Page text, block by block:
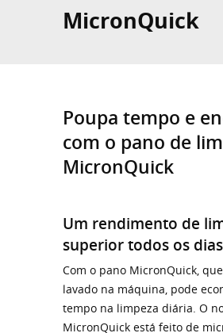
MicronQuick
Poupa tempo e
com o pano de
MicronQuick
Um rendimento de
superior todos os dias
Com o pano MicronQuick,
lavado na máquina, pode
tempo na limpeza diária. O
MicronQuick está feito de